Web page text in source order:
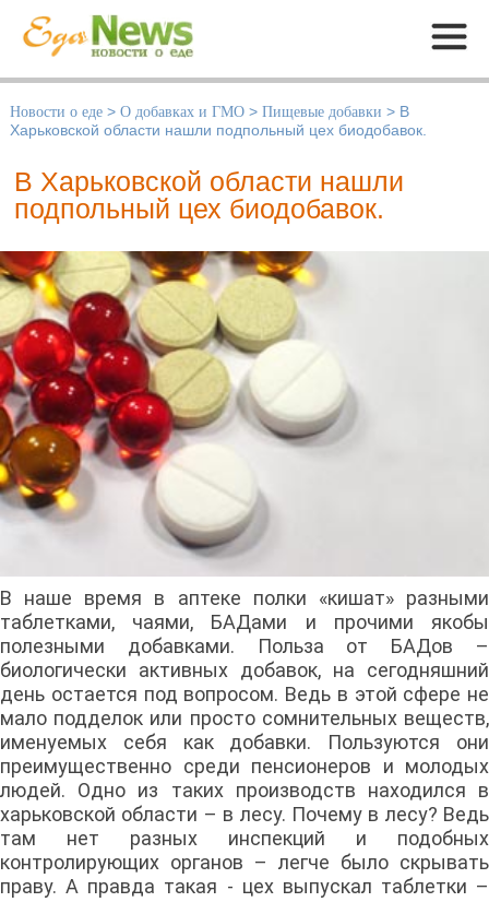
Меню
Новости о еде > О добавках и ГМО > Пищевые добавки > В
Харьковской области нашли подпольный цех биодобавок.
В Харьковской области нашли
подпольный цех биодобавок.
В наше время в аптеке полки «кишат» разными
таблетками, чаями, БАДами и прочими якобы
полезными добавками. Польза от БАДов –
биологически активных добавок, на сегодняшний
день остается под вопросом. Ведь в этой сфере не
мало подделок или просто сомнительных веществ,
именуемых себя как добавки. Пользуются они
преимущественно среди пенсионеров и молодых
людей. Одно из таких производств находился в
харьковской области – в лесу. Почему в лесу? Ведь
там нет разных инспекций и подобных
контролирующих органов – легче было скрывать
праву. А правда такая - цех выпускал таблетки –